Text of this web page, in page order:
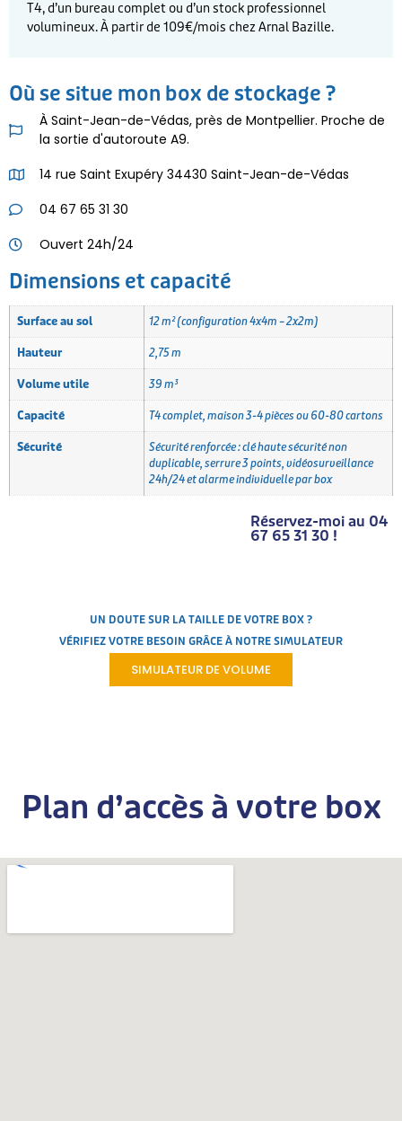
T4, d’un bureau complet ou d’un stock professionnel
volumineux. À partir de 109€/mois chez Arnal Bazille.
Où se situe mon box de stockage ?
À Saint-Jean-de-Védas, près de Montpellier. Proche de
la sortie d'autoroute A9.
14 rue Saint Exupéry 34430 Saint-Jean-de-Védas
04 67 65 31 30
Ouvert 24h/24
Dimensions et capacité
Surface au sol 12 m² (configuration 4x4m – 2x2m)
Hauteur 2,75 m
Volume utile 39 m³
Capacité T4 complet, maison 3-4 pièces ou 60-80 cartons
Sécurité
Sécurité renforcée : clé haute sécurité non
duplicable, serrure 3 points, vidéosurveillance
24h/24 et alarme individuelle par box
Réservez-moi au 04
67 65 31 30 !
UN DOUTE SUR LA TAILLE DE VOTRE BOX ?
VÉRIFIEZ VOTRE BESOIN GRÂCE À NOTRE SIMULATEUR
SIMULATEUR DE VOLUME
Plan d’accès à votre box